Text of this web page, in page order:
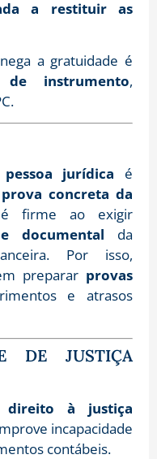
a restituir as
a gratuidade é
instrumento,
jurídica é
concreta da
firme ao exigir
documental da
Por isso,
preparar provas
e atrasos
DE JUSTIÇA
direito à justiça
incapacidade
contábeis.